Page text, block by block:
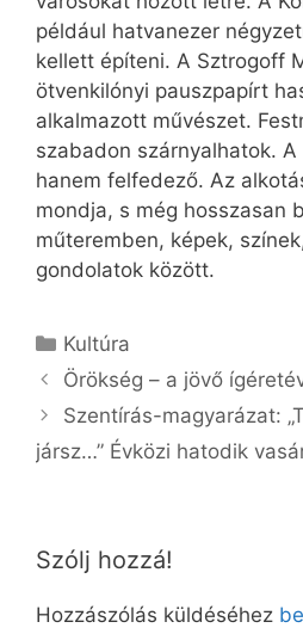
például hatvanezer
kellett építeni. A Sztrogoff
ötvenkilónyi pauszpapírt
alkalmazott művészet.
szabadon szárnyalhatok.
hanem felfedező. Az
mondja, s még hosszasan
műteremben, képek,
gondolatok között.
Kategória
Kultúra
Örökség – a jövő
Szentírás-magyarázat:
jársz…” Évközi hatodik
Szólj hozzá!
Hozzászólás küldéséhez